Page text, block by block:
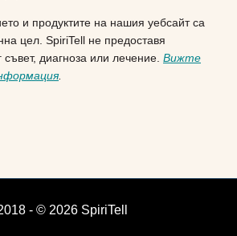
и продуктите на нашия уебсайт са
цел. SpiriTell не предоставя
диагноза или лечение. Вижте
.
- © 2026 SpiriTell